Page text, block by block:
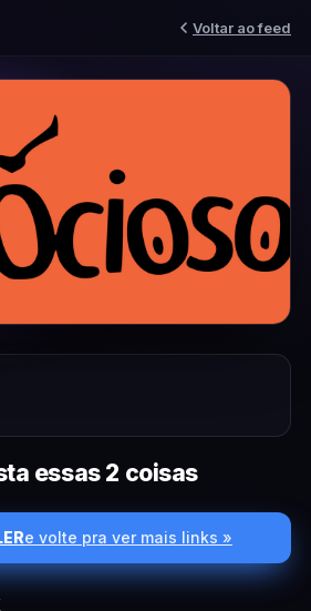
Voltar ao feed
essas 2 coisas
e volte pra ver mais links »